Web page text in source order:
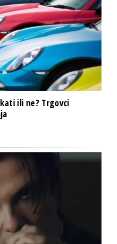
ili ne? Trgovci